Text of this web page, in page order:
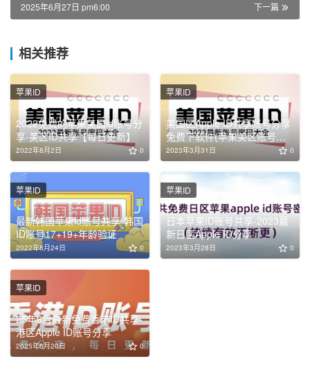
下一篇
2025年6月27日 pm6:00
相关推荐
2022免费的苹果美国id账号分
享-美区ID共享【每日更新】
2022年8月2日 0
苹果ID
美国区Apple ID共享账号分享
免费下软件(苹果美区账号共
享)
2023年3月31日 0
苹果ID
最新韩国苹果id账号共享-韩国
ID账号17+19+年龄验证
2022年8月24日 0
苹果ID
日本苹果ID账号共享-2023最
新日区Apple ID分享
2023年3月28日 0
苹果ID
25年6月最新免费香港ID共享-
港区Apple ID账号分享
2025年6月20日 0
苹果ID